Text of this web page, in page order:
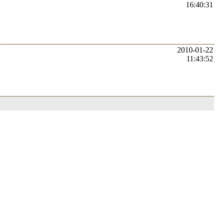
16:40:31
2010-01-22
11:43:52